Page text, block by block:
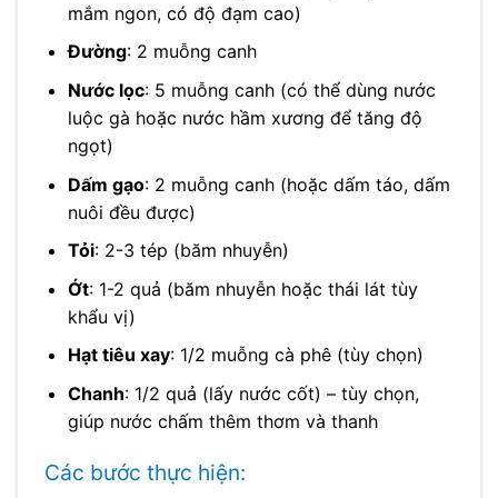
mắm ngon, có độ đạm cao)
Đường: 2 muỗng canh
Nước lọc: 5 muỗng canh (có thể dùng nước
luộc gà hoặc nước hầm xương để tăng độ
ngọt)
Dấm gạo: 2 muỗng canh (hoặc dấm táo, dấm
nuôi đều được)
Tỏi: 2-3 tép (băm nhuyễn)
Ớt: 1-2 quả (băm nhuyễn hoặc thái lát tùy
khẩu vị)
Hạt tiêu xay: 1/2 muỗng cà phê (tùy chọn)
Chanh: 1/2 quả (lấy nước cốt) – tùy chọn,
giúp nước chấm thêm thơm và thanh
Các bước thực hiện: